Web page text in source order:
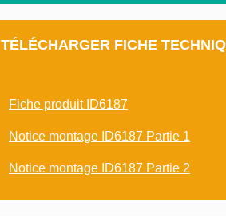
TÉLÉCHARGER FICHE
Fiche produit ID6187
Notice montage ID6187 Partie 1
Notice montage ID6187 Partie 2